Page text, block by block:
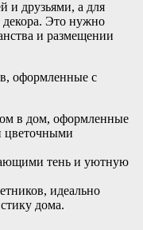
и друзьями, а для
декора. Это нужно
и размещении
оформленные с
в дом, оформленные
цветочными
тень и уютную
идеально
дома.